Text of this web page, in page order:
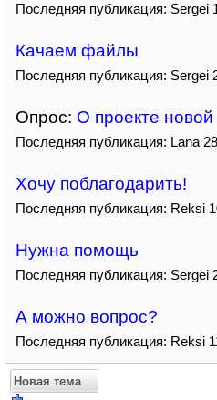
Последняя публикация: Sergei
Качаем файлы
Последняя публикация: Sergei
Опрос: О проекте
Последняя публикация: Lana
Хочу поблагодарить!
Последняя публикация: Reksi
Нужна помощь
Последняя публикация: Sergei
А можно вопрос?
Последняя публикация: Reksi
Новая тема